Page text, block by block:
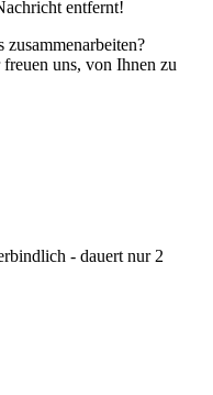
entfernt!
zusammenarbeiten?
uns, von Ihnen zu
- dauert nur 2